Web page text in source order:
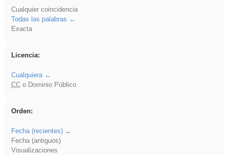
Cualquier coincidencia
Todas las palabras
Exacta
Licencia:
Cualquiera
CCo Dominio Público
Orden:
Fecha (recientes)
Fecha (antiguos)
Visualizaciones